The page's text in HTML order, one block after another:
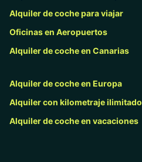
Alquiler de coche para viajar
Oficinas en Aeropuertos
Alquiler de coche en Canarias
Alquiler de coche en Europa
Alquiler con kilometraje ilimitado
Alquiler de coche en vacaciones